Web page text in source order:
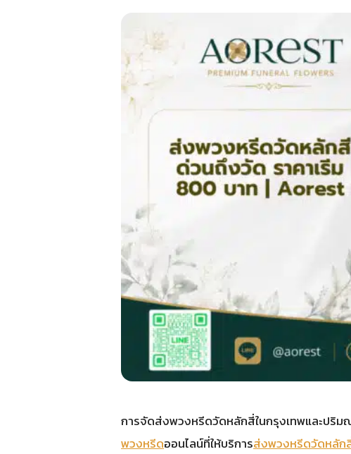
การจัดส่งพวงหรีดวัดหลักสี่ในกรุงเทพและปริม
พวงหรีดออนไลน์ที่ให้บริการส่งพวงหรีดวัดหลัก